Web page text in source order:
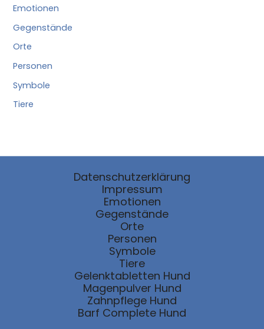
Emotionen
Gegenstände
Orte
Personen
Symbole
Tiere
Datenschutzerklärung
Impressum
Emotionen
Gegenstände
Orte
Personen
Symbole
Tiere
Gelenktabletten Hund
Magenpulver Hund
Zahnpflege Hund
Barf Complete Hund